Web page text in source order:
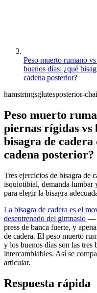
Peso muerto rumano
buenos días: ¿qué
cadena posterior?
hamstringsglutesposterior-
Peso muerto
piernas rígidas vs
bisagra de
cadena posterior?
Tres ejercicios de bisagra de
isquiotibial, demanda lumbar
para elegir la bisagra
La bisagra de cadera es el
desentrenado del gimnasio —
press de banca fuerte, y
de cadera. El peso muerto
y los buenos días son las tres
intercambiables. Así se
articular.
Respuesta rápida